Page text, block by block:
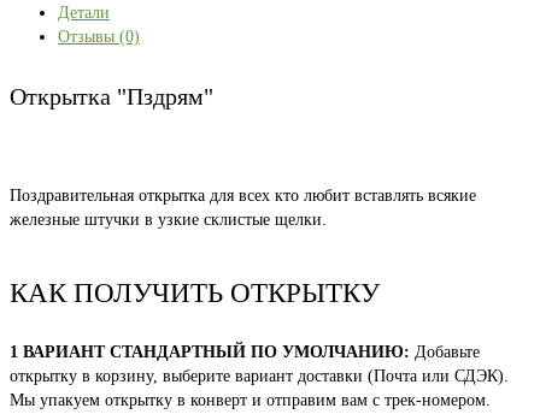
Детали
Отзывы (0)
Открытка "Пздрям"
Поздравительная открытка для всех кто любит вставлять всякие
железные штучки в узкие склистые щелки.
КАК ПОЛУЧИТЬ ОТКРЫТКУ
1 ВАРИАНТ СТАНДАРТНЫЙ ПО УМОЛЧАНИЮ: Добавьте
открытку в корзину, выберите вариант доставки (Почта или СДЭК).
Мы упакуем открытку в конверт и отправим вам с трек-номером.